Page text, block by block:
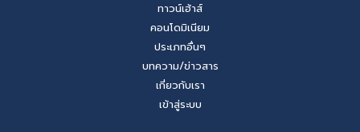
ทาวน์เฮ้าส์
คอนโดมิเนียม
ประเภทอื่นๆ
บทความ/ข่าวสาร
เกี่ยวกับเรา
เข้าสู่ระบบ